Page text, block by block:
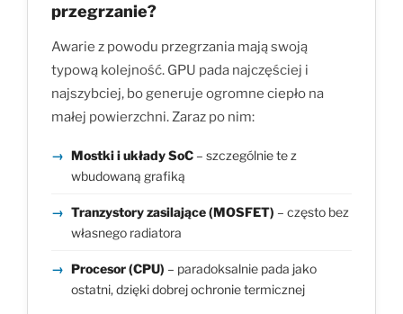
przegrzanie?
Awarie z powodu przegrzania mają swoją
typową kolejność. GPU pada najczęściej i
najszybciej, bo generuje ogromne ciepło na
małej powierzchni. Zaraz po nim:
Mostki i układy SoC – szczególnie te z
wbudowaną grafiką
Tranzystory zasilające (MOSFET) – często bez
własnego radiatora
Procesor (CPU) – paradoksalnie pada jako
ostatni, dzięki dobrej ochronie termicznej